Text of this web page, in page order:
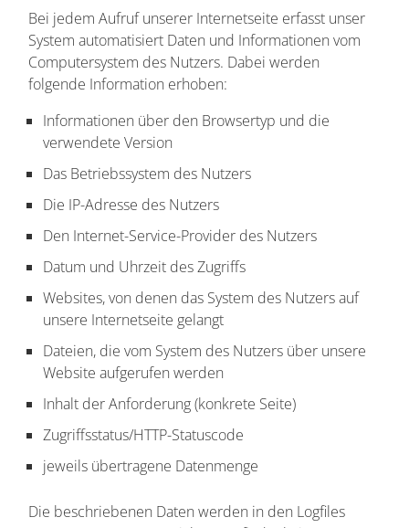
Bei jedem Aufruf unserer Internetseite erfasst unser
System automatisiert Daten und Informationen vom
Computersystem des Nutzers. Dabei werden
folgende Information erhoben:
Informationen über den Browsertyp und die
verwendete Version
Das Betriebssystem des Nutzers
Die IP-Adresse des Nutzers
Den Internet-Service-Provider des Nutzers
Datum und Uhrzeit des Zugriffs
Websites, von denen das System des Nutzers auf
unsere Internetseite gelangt
Dateien, die vom System des Nutzers über unsere
Website aufgerufen werden
Inhalt der Anforderung (konkrete Seite)
Zugriffsstatus/HTTP-Statuscode
jeweils übertragene Datenmenge
Die beschriebenen Daten werden in den Logfiles